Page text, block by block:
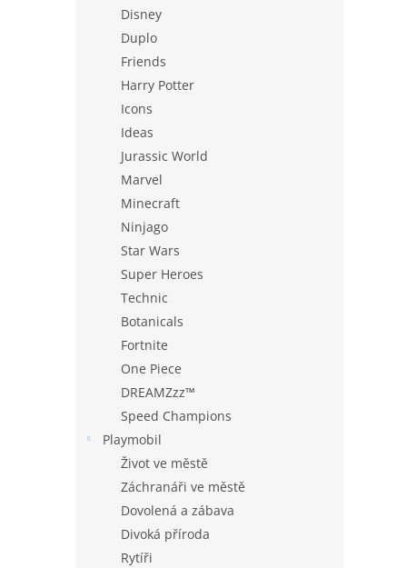
Disney
Duplo
Friends
Harry Potter
Icons
Ideas
Jurassic World
Marvel
Minecraft
Ninjago
Star Wars
Super Heroes
Technic
Botanicals
Fortnite
One Piece
DREAMZzz™
Speed Champions
Playmobil
Život ve městě
Záchranáři ve městě
Dovolená a zábava
Divoká příroda
Rytíři